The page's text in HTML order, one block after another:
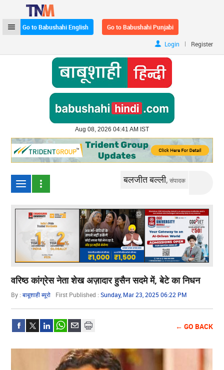
Go to Babushahi English Go to Babushahi Punjabi
Login | Register
Aug 08, 2026 04:41 AM IST
बलजीत बल्ली,संपादक
वरिष्ठ कांग्रेस नेता शेख अज़ादार हुसैन सदमे में, बेटे का निधन
By :बाबूशाही ब्यूरो First Published :Sunday, Mar 23, 2025 06:22 PM
← GO BACK